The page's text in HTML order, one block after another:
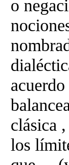
o
clásica
los